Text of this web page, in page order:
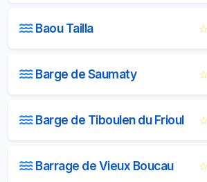
Baou Tailla ☆
Barge de Saumaty ☆
Barge de Tiboulen du Frioul ☆
Barrage de Vieux Boucau ☆